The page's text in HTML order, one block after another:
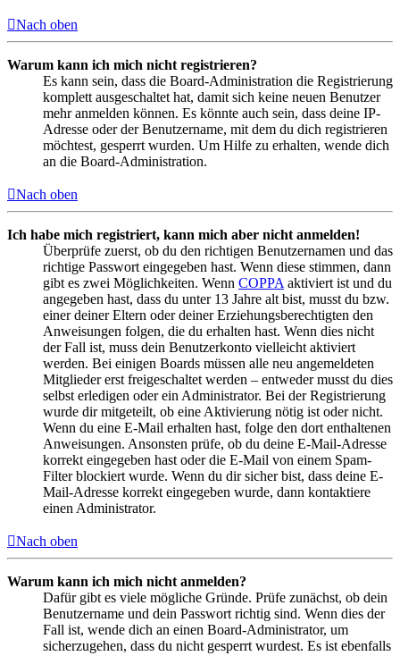
Nach oben
Warum kann ich mich nicht registrieren?
Es kann sein, dass die Board-Administration die Registrierung
komplett ausgeschaltet hat, damit sich keine neuen Benutzer
mehr anmelden können. Es könnte auch sein, dass deine IP-
Adresse oder der Benutzername, mit dem du dich registrieren
möchtest, gesperrt wurden. Um Hilfe zu erhalten, wende dich
an die Board-Administration.
Nach oben
Ich habe mich registriert, kann mich aber nicht anmelden!
Überprüfe zuerst, ob du den richtigen Benutzernamen und das
richtige Passwort eingegeben hast. Wenn diese stimmen, dann
gibt es zwei Möglichkeiten. Wenn COPPA aktiviert ist und du
angegeben hast, dass du unter 13 Jahre alt bist, musst du bzw.
einer deiner Eltern oder deiner Erziehungsberechtigten den
Anweisungen folgen, die du erhalten hast. Wenn dies nicht
der Fall ist, muss dein Benutzerkonto vielleicht aktiviert
werden. Bei einigen Boards müssen alle neu angemeldeten
Mitglieder erst freigeschaltet werden – entweder musst du dies
selbst erledigen oder ein Administrator. Bei der Registrierung
wurde dir mitgeteilt, ob eine Aktivierung nötig ist oder nicht.
Wenn du eine E-Mail erhalten hast, folge den dort enthaltenen
Anweisungen. Ansonsten prüfe, ob du deine E-Mail-Adresse
korrekt eingegeben hast oder die E-Mail von einem Spam-
Filter blockiert wurde. Wenn du dir sicher bist, dass deine E-
Mail-Adresse korrekt eingegeben wurde, dann kontaktiere
einen Administrator.
Nach oben
Warum kann ich mich nicht anmelden?
Dafür gibt es viele mögliche Gründe. Prüfe zunächst, ob dein
Benutzername und dein Passwort richtig sind. Wenn dies der
Fall ist, wende dich an einen Board-Administrator, um
sicherzugehen, dass du nicht gesperrt wurdest. Es ist ebenfalls